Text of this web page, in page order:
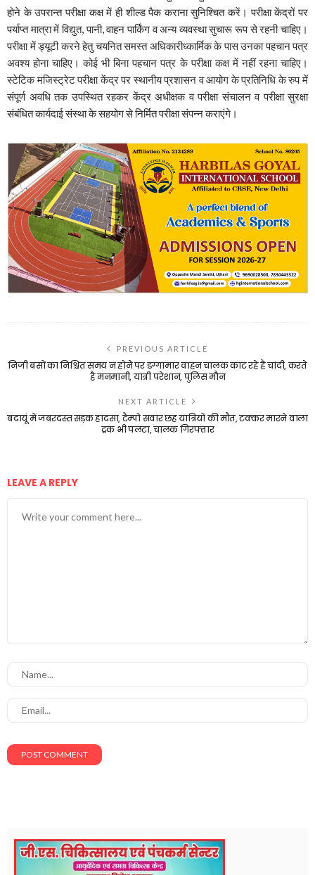
होने के उपरान्त परीक्षा कक्ष में ही शील्ड पैक कराना सुनिश्चित करें। परीक्षा केंद्रों पर
पर्याप्त मात्रा में विद्युत, पानी, वाहन पार्किंग व अन्य व्यवस्था सुचारू रूप से रहनी चाहिए।
परीक्षा में ड्यूटी करने हेतु चयनित समस्त अधिकारीध्कार्मिक के पास उनका पहचान पत्र
अवश्य होना चाहिए। कोई भी बिना पहचान पत्र के परीक्षा कक्ष में नहीं रहना चाहिए।
स्टेटिक मजिस्ट्रेट परीक्षा केंद्र पर स्थानीय प्रशासन व आयोग के प्रतिनिधि के रुप में
संपूर्ण अवधि तक उपस्थित रहकर केंद्र अधीक्षक व परीक्षा संचालन व परीक्षा सुरक्षा
संबंधित कार्यदाई संस्था के सहयोग से निर्मित परीक्षा संपन्न कराएंगे।
PREVIOUS ARTICLE
निजी बसों का निश्चित समय न होनेे पर डग्गामार वाहन चालक काट रहे हैं चांदी, करते
है मनमानी, यात्री परेशान, पुलिस मौन
NEXT ARTICLE
बदायूं में जबरदस्त सड़क हादसा, टैम्पो सवार छह यात्रियों की मौत, टक्कर मारने वाला
ट्रक भी पलटा, चालक गिरफ्तार
LEAVE A REPLY